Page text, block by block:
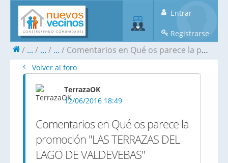
Entrar
Registrarse
... ... ... Comentarios en Qué os parece la promoción "LAS TERRAZAS DEL LAGO DE VALDEVEBAS"
Volver al foro
TerrazaOK
12/06/2016 18:49
Comentarios en Qué os parece la
promoción "LAS TERRAZAS DEL
LAGO DE VALDEVEBAS"